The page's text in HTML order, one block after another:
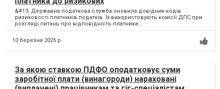
&#13; Державна податкова служба оновила довідник кодів
ризиковості платників податків. Їх використовують комісії ДПС при
розгляді питань про відповідність платника...
10 березня 2025 р.
За якою ставкою ПДФО оподатковує суми
заробітної плати (винагороди) нараховані